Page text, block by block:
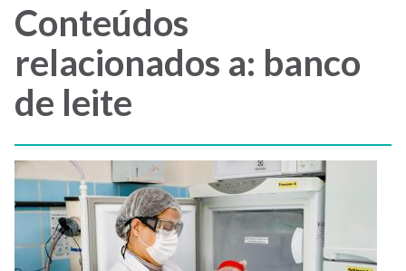
Conteúdos
relacionados a: banco
de leite